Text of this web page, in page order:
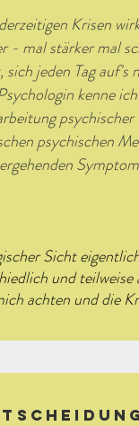
Krisen
- mal stärker mal
sich jeden Tag
kenne
psychischen
Sicht
und
achten und die